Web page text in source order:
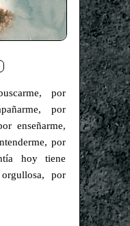
por
por
enseñarme,
por
hoy tiene
por